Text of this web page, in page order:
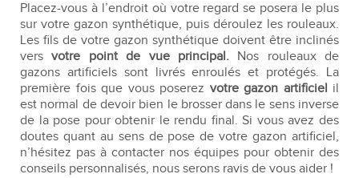
Placez-vous à l’endroit où votre regard se posera le plus
sur votre gazon synthétique, puis déroulez les rouleaux.
Les fils de votre gazon synthétique doivent être inclinés
versvotre point de vue principal.Nos rouleaux de
gazons artificiels sont livrés enroulés et protégés. La
première fois que vous poserez votre gazon artificiel il
est normal de devoir bien le brosser dans le sens inverse
de la pose pour obtenir le rendu final. Si vous avez des
doutes quant au sens de pose de votre gazon artificiel,
n’hésitez pas à contacter nos équipes pour obtenir des
conseils personnalisés, nous serons ravis de vous aider !